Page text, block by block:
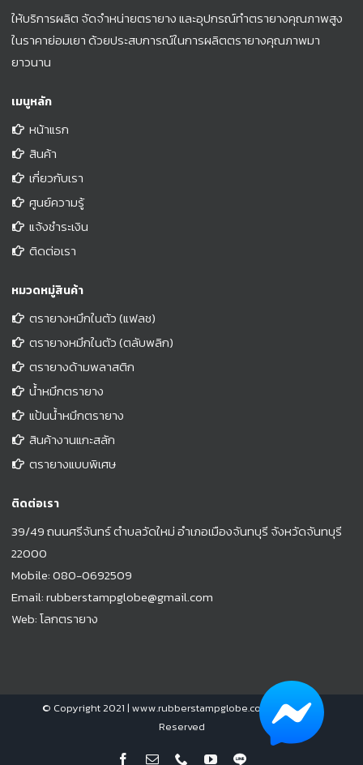
ให้บริการผลิต จัดจำหน่ายตรายาง และอุปกรณ์ทำตรายางคุณภาพสูง
ในราคาย่อมเยา ด้วยประสบการณ์ในการผลิตตรายางคุณภาพมา
ยาวนาน
เมนูหลัก
หน้าแรก
สินค้า
เกี่ยวกับเรา
ศูนย์ความรู้
แจ้งชำระเงิน
ติดต่อเรา
หมวดหมู่สินค้า
ตรายางหมึกในตัว (แฟลช)
ตรายางหมึกในตัว (ตลับพลิก)
ตรายางด้ามพลาสติก
น้ำหมึกตรายาง
แป้นน้ำหมึกตรายาง
สินค้างานแกะสลัก
ตรายางแบบพิเศษ
ติดต่อเรา
39/49 ถนนศรีจันทร์ ตำบลวัดใหม่ อำเภอเมืองจันทบุรี จังหวัดจันทบุรี
22000
Mobile:080-0692509
Email:rubberstampglobe@gmail.com
Web:โลกตรายาง
© Copyright 2021 | www.rubberstampglobe.com
| All Rights
Reserved
Facebook
Email PhoneYouTube
Line